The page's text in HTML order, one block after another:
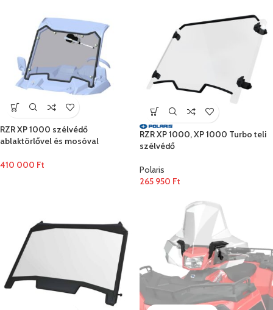
RZR XP 1000 szélvédő
ablaktörlővel és mosóval
410 000 Ft
RZR XP 1000, XP 1000 Turbo teli
szélvédő
Polaris
265 950 Ft